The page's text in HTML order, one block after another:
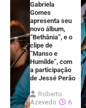
Gabriela
Gomes
apresenta seu
novo álbum,
“Bethânia”, e o
clipe de
“Manso e
Humilde”, com
a participação
de Jessé Perão
Roberto
Azevedo
6